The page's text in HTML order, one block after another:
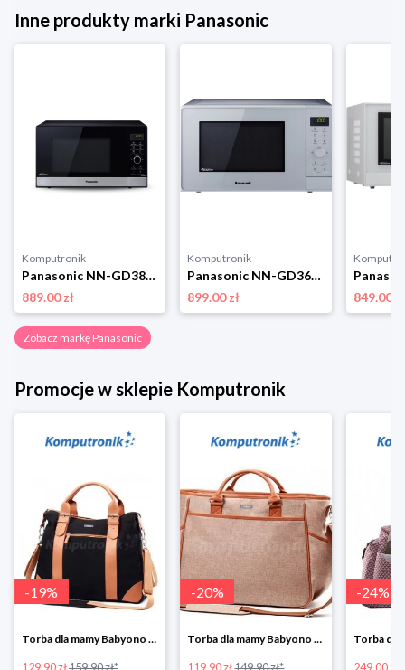
Inne produkty marki Panasonic
Komputronik
Panasonic NN-GD38HSSUG grill i gotowanie na parze
889.00 zł
Komputronik
Panasonic NN-GD36HMSUG grill i gotowanie na parze
899.00 zł
849.00 zł
Zobacz markę Panasonic
Promocje w sklepie Komputronik
-19%
Torba dla mamy Babyono 1505/01 Comfort Icoinic 5/5
129.90 zł159.90 zł*
-20%
Torba dla mamy Babyono 1507/01 Comfort Chic w super cenie
119.90 zł149.90 zł*
-24%
249.00 zł